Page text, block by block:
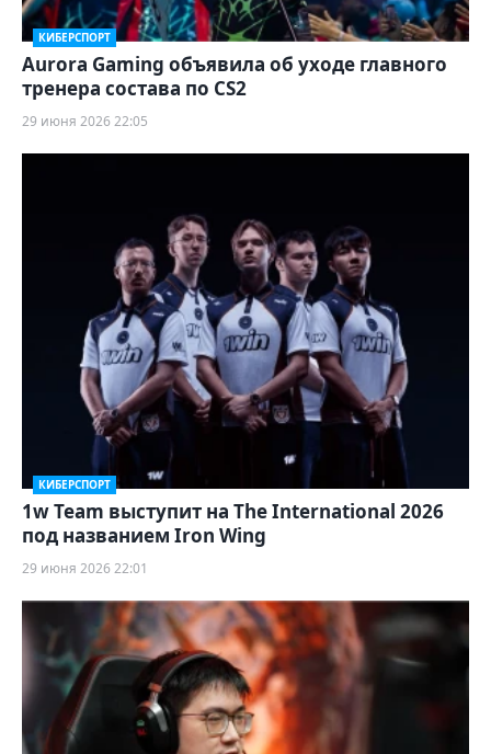
КИБЕРСПОРТ
Aurora Gaming объявила об уходе главного
тренера состава по CS2
29 июня 2026 22:05
КИБЕРСПОРТ
1w Team выступит на The International 2026
под названием Iron Wing
29 июня 2026 22:01